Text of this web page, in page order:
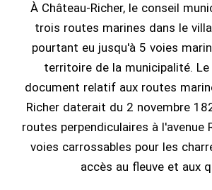
À Château-Richer, le conseil
trois routes marines dans le
pourtant eu jusqu'à 5 voies
territoire de la municipalité. Le
document relatif aux routes
Richer daterait du 2 novembre
routes perpendiculaires à l'avenue
voies carrossables pour les
accès au fleuve et aux